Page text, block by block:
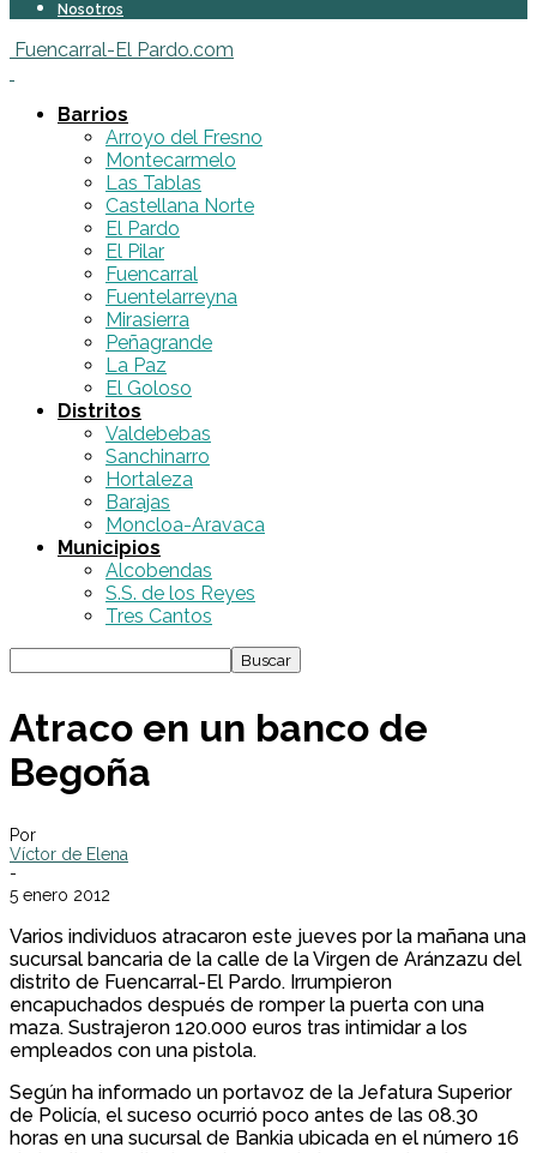
Nosotros
Fuencarral-El Pardo.com
Barrios
Arroyo del Fresno
Montecarmelo
Las Tablas
Castellana Norte
El Pardo
El Pilar
Fuencarral
Fuentelarreyna
Mirasierra
Peñagrande
La Paz
El Goloso
Distritos
Valdebebas
Sanchinarro
Hortaleza
Barajas
Moncloa-Aravaca
Municipios
Alcobendas
S.S. de los Reyes
Tres Cantos
Atraco en un banco de
Begoña
Por
Víctor de Elena
-
5 enero 2012
Varios individuos atracaron este jueves por la mañana una
sucursal bancaria de la calle de la Virgen de Aránzazu del
distrito de Fuencarral-El Pardo. Irrumpieron
encapuchados después de romper la puerta con una
maza. Sustrajeron 120.000 euros tras intimidar a los
empleados con una pistola.
Según ha informado un portavoz de la Jefatura Superior
de Policía, el suceso ocurrió poco antes de las 08.30
horas en una sucursal de Bankia ubicada en el número 16